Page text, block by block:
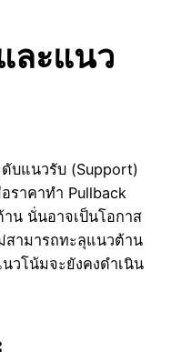
ละแนว
บแนวรับ (Support)
ราคาทำ Pullback
น นั่นอาจเป็นโอกาส
สามารถทะลุแนวต้าน
วโน้มจะยังคงดำเนิน